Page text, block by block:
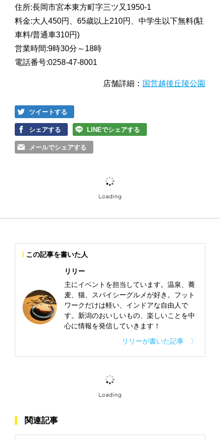
住所:長岡市宮本東方町字三ツ又1950-1
料金:大人450円、65歳以上210円、中学生以下無料(駐
車料/普通車310円)
営業時間:9時30分～18時
電話番号:0258-47-8001
店舗詳細： 国営越後丘陵公園
ツイートする
シェアする LINEでシェアする
メールでシェアする
主にイベントを担当しています。温泉、蕎
心に情報を発信していきます！